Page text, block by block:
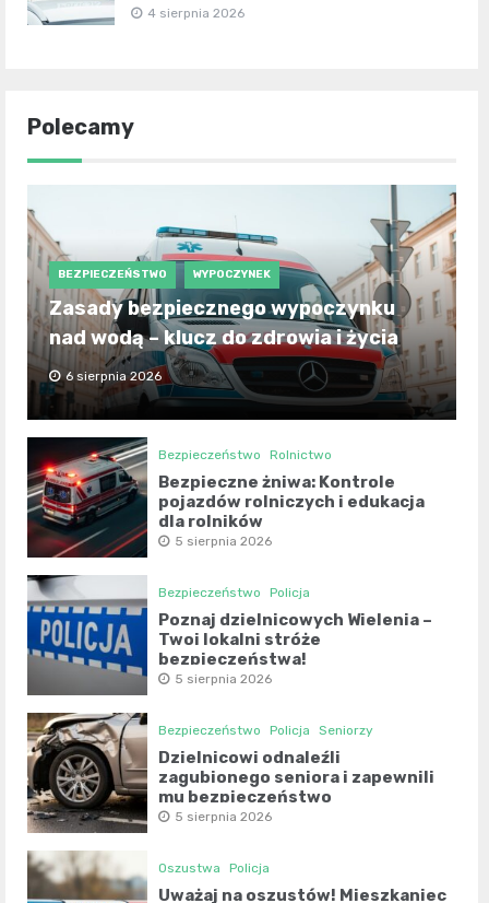
4 sierpnia 2026
Polecamy
BEZPIECZEŃSTWO WYPOCZYNEK
Zasady bezpiecznego wypoczynku
nad wodą – klucz do zdrowia i życia
6 sierpnia 2026
Bezpieczeństwo Rolnictwo
Bezpieczne żniwa: Kontrole
pojazdów rolniczych i edukacja
dla rolników
5 sierpnia 2026
Bezpieczeństwo Policja
Poznaj dzielnicowych Wielenia –
Twoi lokalni stróże
bezpieczeństwa!
5 sierpnia 2026
Bezpieczeństwo Policja Seniorzy
Dzielnicowi odnaleźli
zagubionego seniora i zapewnili
mu bezpieczeństwo
5 sierpnia 2026
Oszustwa Policja
Uważaj na oszustów! Mieszkaniec